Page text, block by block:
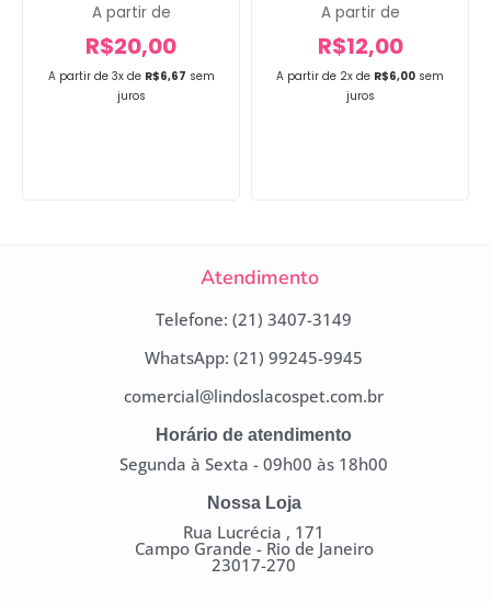
A partir de 3x de R$6,67 sem
juros
A partir de
R$20,00
A partir de 2x de R$6,00 sem
juros
A partir de
R$12,00
Atendimento
Telefone: (21) 3407-3149
WhatsApp: (21) 99245-9945
comercial@lindoslacospet.com.br
Horário de atendimento
Segunda à Sexta - 09h00 às 18h00
Nossa Loja
Rua Lucrécia , 171
Campo Grande - Rio de Janeiro
23017-270